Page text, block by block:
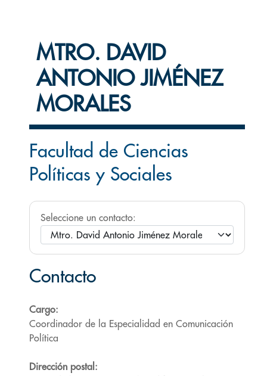
MTRO. DAVID
ANTONIO JIMÉNEZ
MORALES
Facultad de Ciencias
Políticas y Sociales
Seleccione un contacto:
Contacto
Cargo:
Coordinador de la Especialidad en Comunicación
Política
Dirección postal: